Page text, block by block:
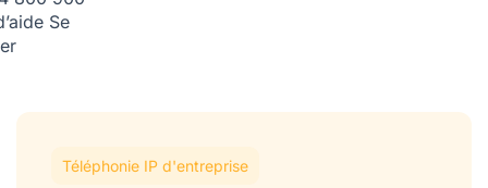
Se
Téléphonie IP d'entreprise